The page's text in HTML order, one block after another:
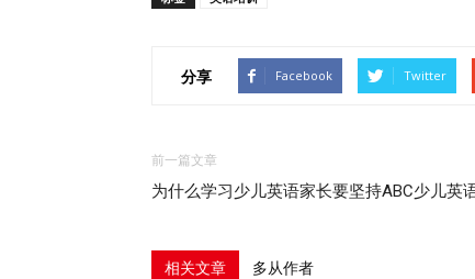
分享 Facebook Twitter
前一篇文章
为什么学习少儿英语家长要坚持ABC少儿英
相关文章 多从作者